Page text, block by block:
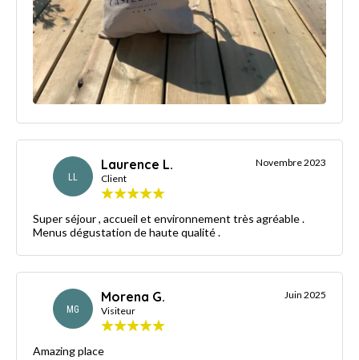
LL
Laurence L.
Client
Novembre 2023
Super séjour , accueil et environnement très agréable .
Menus dégustation de haute qualité .
MG
Morena G.
Visiteur
Juin 2025
Amazing place